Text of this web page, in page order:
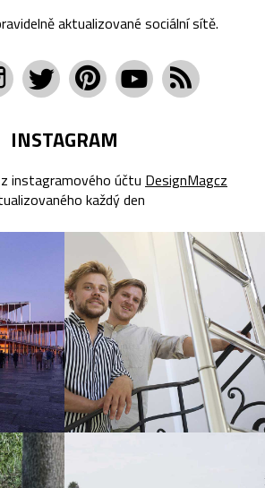
aktualizované sociální sítě.
INSTAGRAM
instagramového účtu DesignMagcz
každý den